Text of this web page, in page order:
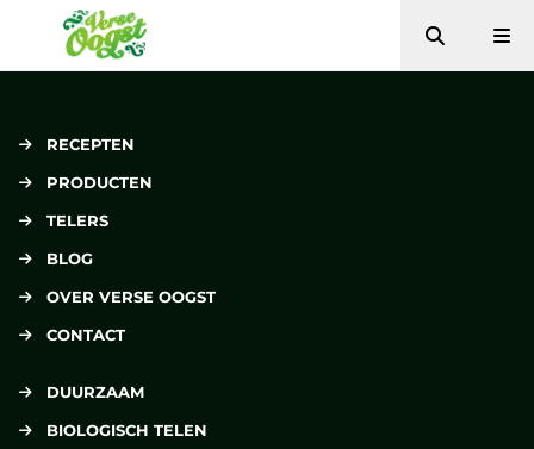
Verse Oogst
Zoeken
RECEPTEN
PRODUCTEN
TELERS
BLOG
OVER VERSE OOGST
CONTACT
DUURZAAM
BIOLOGISCH TELEN